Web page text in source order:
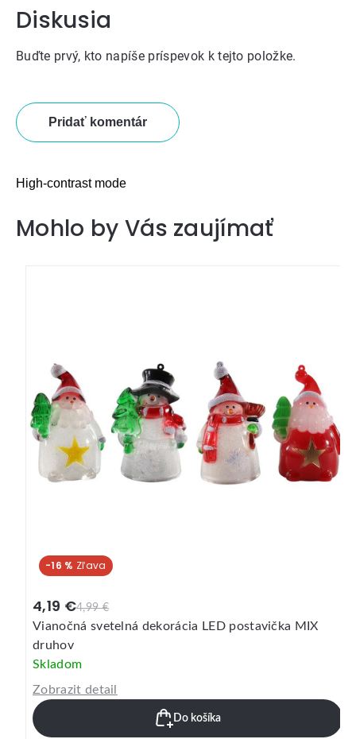
Diskusia
Buďte prvý, kto napíše príspevok k tejto položke.
Pridať komentár
High-contrast mode
Mohlo by Vás zaujímať
-6 %
4,49 €
4,19 €
Vianočná svetelná závesná dekorácia LED postavička
MIX druhov
Skladom
Zobrazit detail
Do košíka